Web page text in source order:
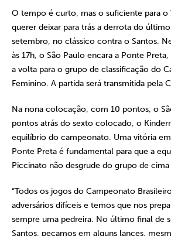
O tempo é curto, mas o suficiente para o
querer deixar para trás a derrota do
setembro, no clássico contra o Santos.
às 17h, o São Paulo encara a Ponte
a volta para o grupo de classificação do
Feminino. A partida será transmitida pela
Na nona colocação, com 10 pontos, o
pontos atrás do sexto colocado, o
equilíbrio do campeonato. Uma vitória
Ponte Preta é fundamental para que a
Piccinato não desgrude do grupo de cima
“Todos os jogos do Campeonato
adversários difíceis e temos que nos
sempre uma pedreira. No último final de
Santos, pecamos em alguns lances,